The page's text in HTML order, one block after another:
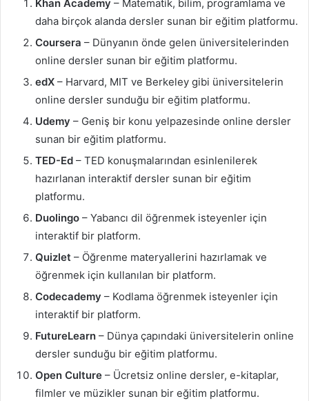
Khan Academy – Matematik, bilim, programlama ve
daha birçok alanda dersler sunan bir eğitim platformu.
Coursera – Dünyanın önde gelen üniversitelerinden
online dersler sunan bir eğitim platformu.
edX – Harvard, MIT ve Berkeley gibi üniversitelerin
online dersler sunduğu bir eğitim platformu.
Udemy – Geniş bir konu yelpazesinde online dersler
sunan bir eğitim platformu.
TED-Ed – TED konuşmalarından esinlenilerek
hazırlanan interaktif dersler sunan bir eğitim
platformu.
Duolingo – Yabancı dil öğrenmek isteyenler için
interaktif bir platform.
Quizlet – Öğrenme materyallerini hazırlamak ve
öğrenmek için kullanılan bir platform.
Codecademy – Kodlama öğrenmek isteyenler için
interaktif bir platform.
FutureLearn – Dünya çapındaki üniversitelerin online
dersler sunduğu bir eğitim platformu.
Open Culture – Ücretsiz online dersler, e-kitaplar,
filmler ve müzikler sunan bir eğitim platformu.